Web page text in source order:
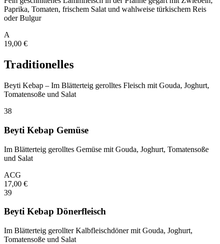
Paprika, Tomaten, frischem Salat und wahlweise türkischem Reis
oder Bulgur
A
19,00 €
Traditionelles
Beyti Kebap – Im Blätterteig gerolltes Fleisch mit Gouda, Joghurt,
Tomatensoße und Salat
38
Beyti Kebap Gemüse
Im Blätterteig gerolltes Gemüse mit Gouda, Joghurt, Tomatensoße
und Salat
ACG
17,00 €
39
Beyti Kebap Dönerfleisch
Im Blätterteig gerollter Kalbfleischdöner mit Gouda, Joghurt,
Tomatensoße und Salat